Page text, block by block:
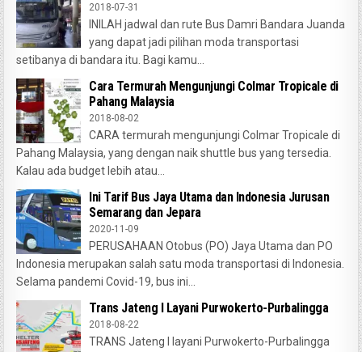
2018-07-31
INILAH jadwal dan rute Bus Damri Bandara Juanda
yang dapat jadi pilihan moda transportasi
setibanya di bandara itu. Bagi kamu...
Cara Termurah Mengunjungi Colmar Tropicale di
Pahang Malaysia
2018-08-02
CARA termurah mengunjungi Colmar Tropicale di
Pahang Malaysia, yang dengan naik shuttle bus yang tersedia.
Kalau ada budget lebih atau...
Ini Tarif Bus Jaya Utama dan Indonesia Jurusan
Semarang dan Jepara
2020-11-09
PERUSAHAAN Otobus (PO) Jaya Utama dan PO
Indonesia merupakan salah satu moda transportasi di Indonesia.
Selama pandemi Covid-19, bus ini...
Trans Jateng I Layani Purwokerto-Purbalingga
2018-08-22
TRANS Jateng I layani Purwokerto-Purbalingga